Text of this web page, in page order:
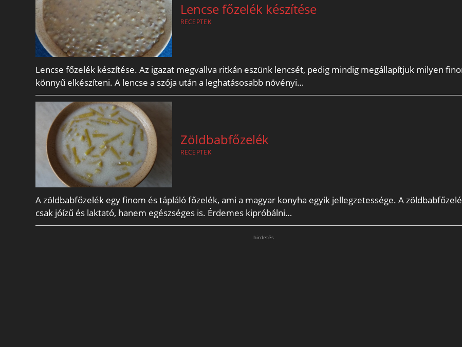
Lencse főzelék készítése
RECEPTEK
Lencse főzelék készítése. Az igazat megvallva ritkán eszünk lencsét, pedig mindig megállapítjuk milyen
könnyű elkészíteni. A lencse a szója után a leghatásosabb növényi…
Zöldbabfőzelék
RECEPTEK
A zöldbabfőzelék egy finom és tápláló főzelék, ami a magyar konyha egyik jellegzetessége. A
csak jóízű és laktató, hanem egészséges is. Érdemes kipróbálni…
hirdetés